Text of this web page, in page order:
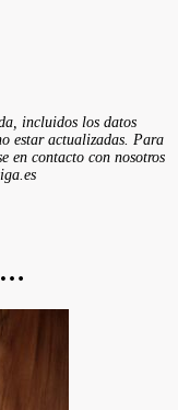
incluidos los datos
estar actualizadas. Para
en contacto con nosotros